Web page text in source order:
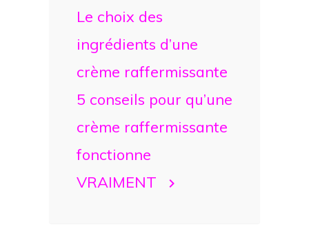
Le choix des
ingrédients d’une
crème raffermissante
5 conseils pour qu’une
crème raffermissante
fonctionne
VRAIMENT